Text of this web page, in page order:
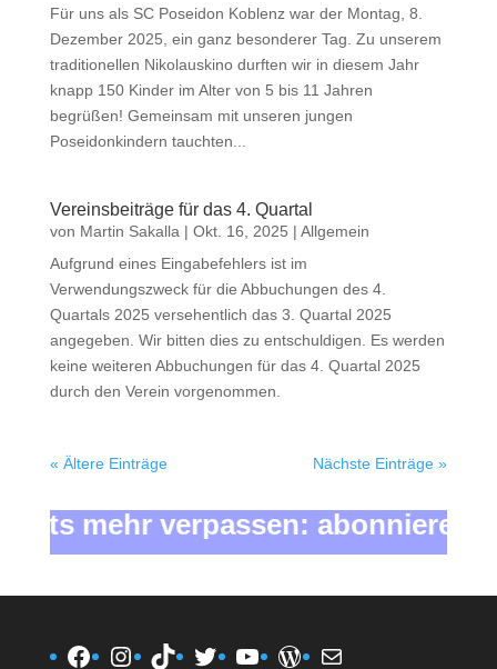
Für uns als SC Poseidon Koblenz war der Montag, 8.
Dezember 2025, ein ganz besonderer Tag. Zu unserem
traditionellen Nikolauskino durften wir in diesem Jahr
knapp 150 Kinder im Alter von 5 bis 11 Jahren
begrüßen! Gemeinsam mit unseren jungen
Poseidonkindern tauchten...
Vereinsbeiträge für das 4. Quartal
von Martin Sakalla | Okt. 16, 2025 | Allgemein
Aufgrund eines Eingabefehlers ist im
Verwendungszweck für die Abbuchungen des 4.
Quartals 2025 versehentlich das 3. Quartal 2025
angegeben. Wir bitten dies zu entschuldigen. Es werden
keine weiteren Abbuchungen für das 4. Quartal 2025
durch den Verein vorgenommen.
« Ältere Einträge Nächste Einträge »
mehr verpassen: abonniere
Facebook
Instagram
TikTokTwitterYouTube
WordPress
E-Mail